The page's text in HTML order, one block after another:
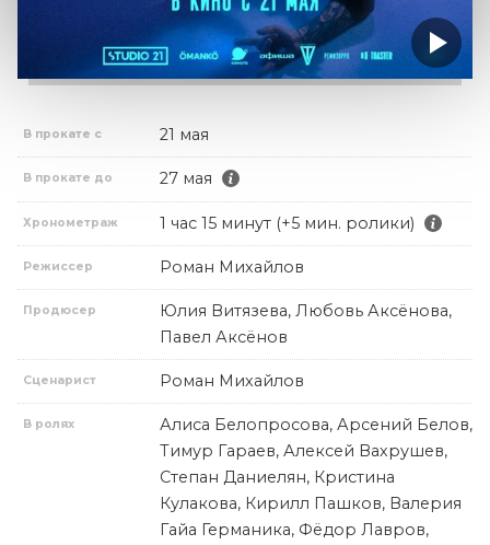
В прокате с 21 мая
В прокате до 27 мая
Хронометраж 1 час 15 минут (+5 мин. ролики)
Режиссер Роман Михайлов
Продюсер
Юлия Витязева, Любовь Аксёнова,
Павел Аксёнов
Сценарист Роман Михайлов
В ролях
Алиса Белопросова, Арсений Белов,
Тимур Гараев, Алексей Вахрушев,
Степан Даниелян, Кристина
Кулакова, Кирилл Пашков, Валерия
Гайа Германика, Фёдор Лавров,